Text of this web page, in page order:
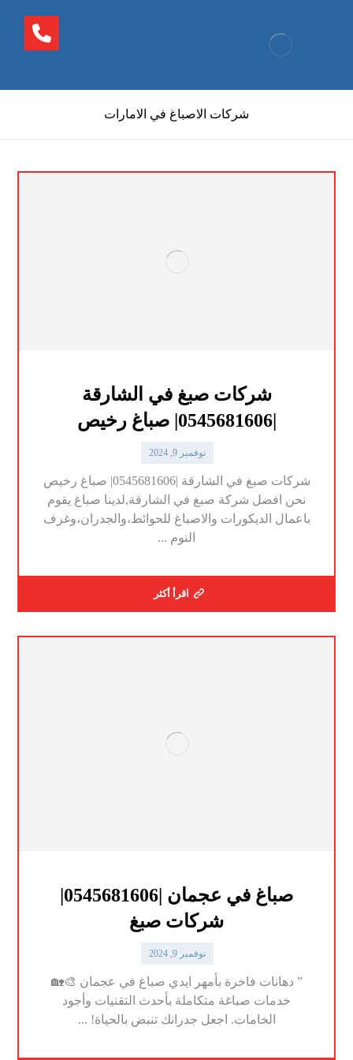
شركات الاصباغ في الامارات
شركات صبغ في الشارقة
|0545681606| صباغ رخيص
نوفمبر 9, 2024
شركات صبغ في الشارقة |0545681606| صباغ رخيص
نحن افضل شركة صبغ في الشارقة,لدينا صباغ يقوم
باعمال الديكورات والاصباغ للحوائط،والجدران،وغرف
النوم ...
اقرأ أكثر
شركات صبغ
نوفمبر 9, 2024
” دهانات فاخرة بأمهر ايدي صباغ في عجمان 🎨🏡
خدمات صباغة متكاملة بأحدث التقنيات وأجود
الخامات. اجعل جدرانك تنبض بالحياة! ...